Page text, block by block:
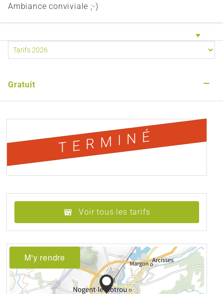
Ambiance conviviale ;-)
Gratuit —
TERMINÉ
Voir tous les tarifs
M'y rendre